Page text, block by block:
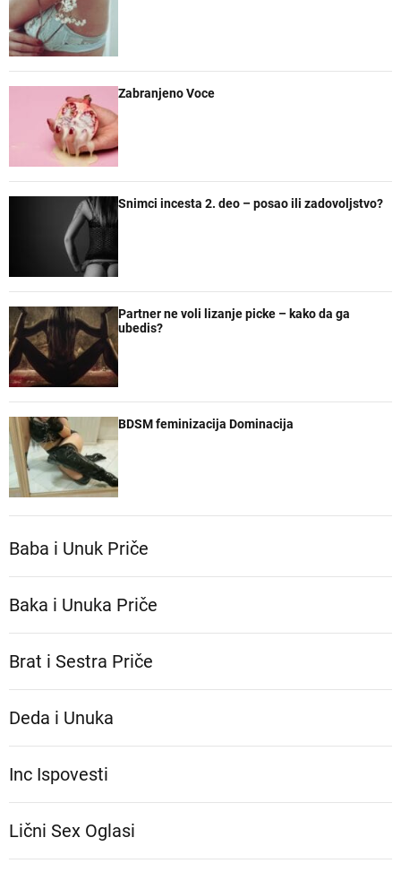
l
a
r
Zabranjeno Voce
Snimci incesta 2. deo – posao ili zadovoljstvo?
Partner ne voli lizanje picke – kako da ga
ubedis?
BDSM feminizacija Dominacija
Baba i Unuk Priče
Baka i Unuka Pričе
Brat i Sestra Priče
Deda i Unuka
Inc Ispovesti
Lični Sex Oglasi